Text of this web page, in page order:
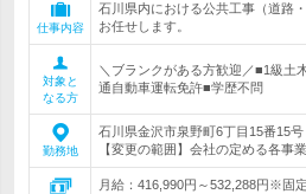
仕事内容
石川県内における公共工事（道路
お任せします。
対象と
なる方
＼ブランクがある方歓迎／■1級土
通自動車運転免許■学歴不問
勤務地
石川県金沢市泉野町6丁目15番15
【変更の範囲】会社の定める各事
月給：416,990円～532,288円※固